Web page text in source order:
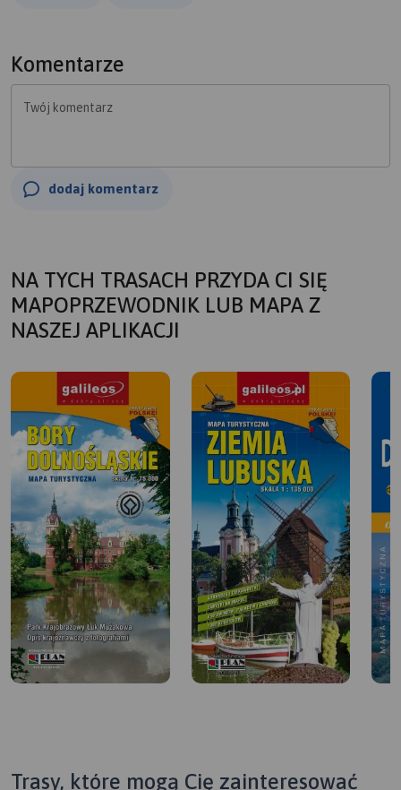
Komentarze
Twój komentarz
dodaj komentarz
NA TYCH TRASACH PRZYDA CI SIĘ
MAPOPRZEWODNIK LUB MAPA Z
NASZEJ APLIKACJI
Trasy, które mogą Cię zainteresować